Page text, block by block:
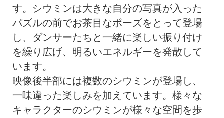
す。シウミンは大きな自分の写真が入った
パズルの前でお茶目なポーズをとって登場
し、ダンサーたちと一緒に楽しい振り付け
を繰り広げ、明るいエネルギーを発散して
います。
映像後半部には複数のシウミンが登場し、
一味違った楽しみを加えています。様々な
キャラクターのシウミンが様々な空間を歩